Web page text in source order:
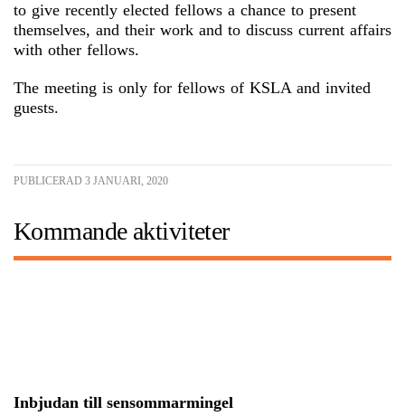
to give recently elected fellows a chance to present
themselves, and their work and to discuss current affairs
with other fellows.
The meeting is only for fellows of KSLA and invited
guests.
PUBLICERAD 3 JANUARI, 2020
Kommande aktiviteter
Inbjudan till sensommarmingel